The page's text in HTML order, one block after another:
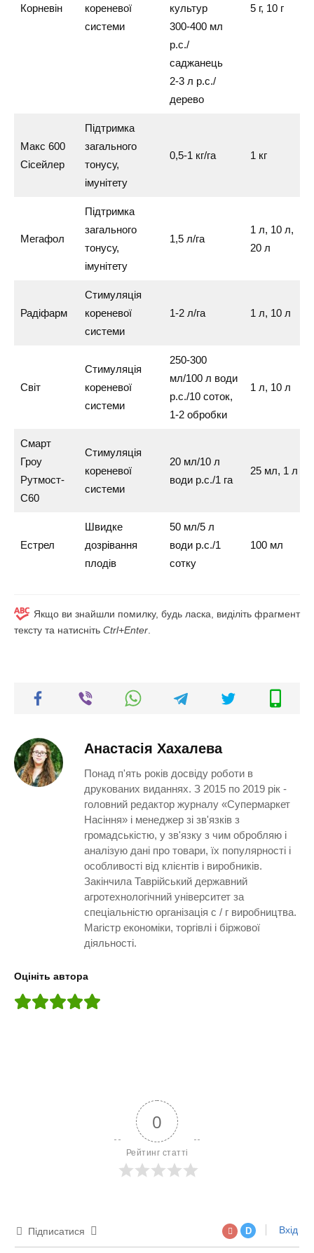
Корневін
кореневої
системи
культур
300-400 мл
р.с./
саджанець
2-3 л р.с./
дерево
5 г, 10 г
Макс 600
Сісейлер
Підтримка
загального
тонусу,
імунітету
0,5-1 кг/га 1 кг
Мегафол
Підтримка
загального
тонусу,
імунітету
1,5 л/га
1 л, 10 л,
20 л
Радіфарм
Стимуляція
кореневої
системи
1-2 л/га 1 л, 10 л
Світ
Стимуляція
кореневої
системи
250-300
мл/100 л води
р.с./10 соток,
1-2 обробки
1 л, 10 л
Смарт
Гроу
Рутмост-
C60
Стимуляція
кореневої
системи
20 мл/10 л
води р.с./1 га
25 мл, 1 л
Естрел
Швидке
дозрівання
плодів
50 мл/5 л
води р.с./1
сотку
100 мл
Якщо ви знайшли помилку, будь ласка, виділіть фрагмент
тексту та натисніть Ctrl+Enter.
Анастасія Хахалева
Понад п'ять років досвіду роботи в
друкованих виданнях. З 2015 по 2019 рік -
головний редактор журналу «Супермаркет
Насіння» і менеджер зі зв'язків з
громадськістю, у зв'язку з чим обробляю і
аналізую дані про товари, їх популярності і
особливості від клієнтів і виробників.
Закінчила Таврійський державний
агротехнологічний університет за
спеціальністю організація с / г виробництва.
Магістр економіки, торгівлі і біржової
діяльності.
Оцініть автора
0
Рейтинг статті
Підписатися D Вхід